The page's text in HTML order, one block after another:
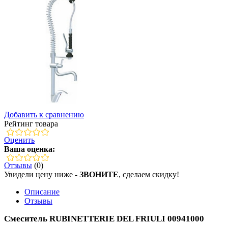
Добавить к сравнению
Рейтинг товара
Оценить
Ваша оценка:
Отзывы (0)
Увидели цену ниже - ЗВОНИТЕ, сделаем скидку!
Описание
Отзывы
Смеситель RUBINETTERIE DEL FRIULI 00941000